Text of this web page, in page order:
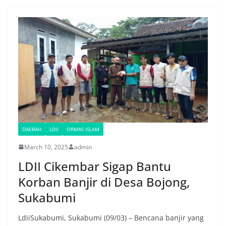
DAERAH LDII ORMAS ISLAM
March 10, 2025 admin
LDII Cikembar Sigap Bantu
Korban Banjir di Desa Bojong,
Sukabumi
LdiiSukabumi, Sukabumi (09/03) – Bencana banjir yang